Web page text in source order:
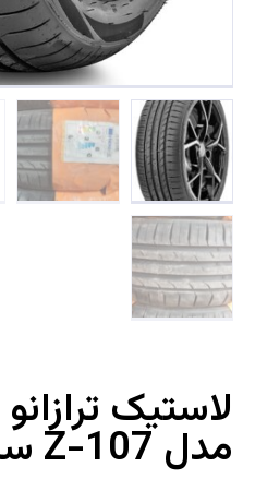
مدل Z-107 سال 2025